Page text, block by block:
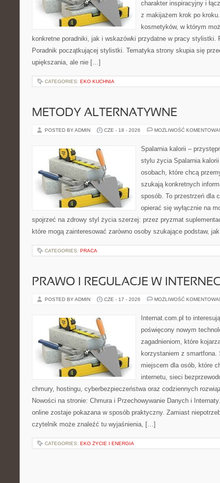
charakter inspiracyjny i
z makijażem krok po
kosmetyków, w którym
konkretne poradniki, jak i wskazówki przydatne w pracy stylistki.
Poradnik początkującej stylistki. Tematyka strony skupia się
upiększania, ale nie […]
CATEGORIES: EKO KUCHNIA
METODY ALTERNATYWNE
POSTED BY ADMIN CZE - 18 - 2026 MOŻLIWOŚĆ
Spalarnia kalorii –
stylu życia Spalarnia
osobach, które chcą
szukają konkretnych
sposób. To przestrzeń dla
opierać się wyłącznie na
spojrzeć na zdrowy styl życia szerzej: przez pryzmat
które mogą zainteresować zarówno osoby szukające podstaw,
CATEGORIES: PRACA
PRAWO I REGULACJE W
POSTED BY ADMIN CZE - 17 - 2026 MOŻLIWOŚĆ
Internat.com.pl to
poświęcony nowym
zagadnieniom, które
korzystaniem z
miejscem dla osób, które
internetu, sieci
chmury, hostingu, cyberbezpieczeństwa oraz codziennych
Nowości na stronie: Chmura i Przechowywanie Danych i
online zostaje pokazana w sposób praktyczny. Zamiast
czytelnik może znaleźć tu wyjaśnienia, […]
CATEGORIES: EKO ŻYCIE I ENERGIA